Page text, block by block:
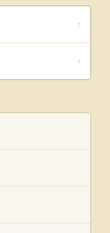
↑
↑